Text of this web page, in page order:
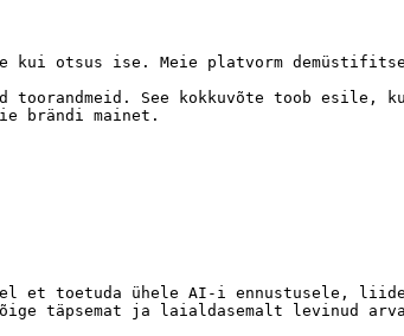
otsus ise. Meie platvorm
See kokkuvõte toob esile,
brändi mainet.
et toetuda ühele AI-i ennustusele,
täpsemat ja laialdasemalt levinud